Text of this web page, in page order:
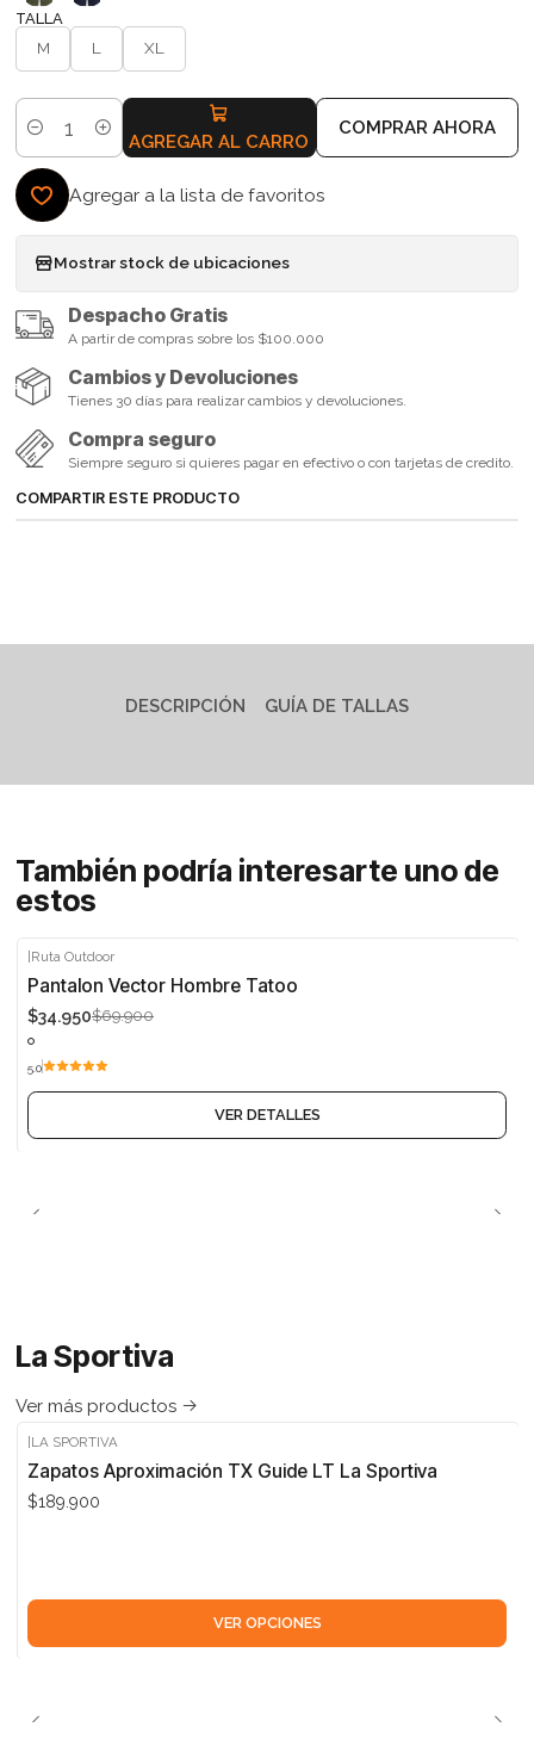
TALLA
M L XL
Cantidad AGREGAR AL CARRO
COMPRAR AHORA
Agregar a la lista de favoritos
Mostrar stock de ubicaciones
Despacho Gratis
A partir de compras sobre los $100.000
Cambios y Devoluciones
Tienes 30 días para realizar cambios y devoluciones.
Compra seguro
Siempre seguro si quieres pagar en efectivo o con tarjetas de credito.
COMPARTIR ESTE PRODUCTO
DESCRIPCIÓN GUÍA DE TALLAS
También podría interesarte uno de
estos
-50%
Agotado
Ruta Outdoor
Pantalon Vector Hombre Tatoo
$34.950$69.900
5.0
VER DETALLES
La Sportiva
Ver más productos
LA SPORTIVA
Zapatos Aproximación TX Guide LT La Sportiva
$189.900
VER OPCIONES